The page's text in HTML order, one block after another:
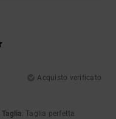
Acquisto verificato
Taglia: Taglia perfetta